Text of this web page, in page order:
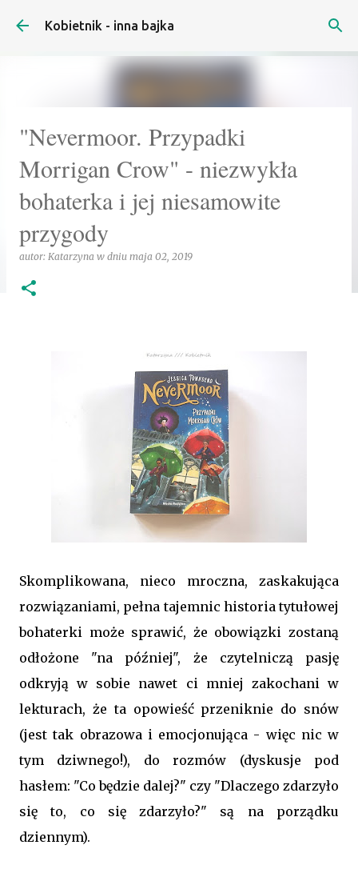
Przejdź do głównej zawartości
Kobietnik - inna bajka
"Nevermoor. Przypadki
Morrigan Crow" - niezwykła
bohaterka i jej niesamowite
przygody
autor: Katarzyna w dniu maja 02, 2019
Skomplikowana, nieco mroczna, zaskakująca
rozwiązaniami, pełna tajemnic historia tytułowej
bohaterki może sprawić, że obowiązki zostaną
odłożone "na później", że czytelniczą pasję
odkryją w sobie nawet ci mniej zakochani w
lekturach, że ta opowieść przeniknie do snów
(jest tak obrazowa i emocjonująca - więc nic w
tym dziwnego!), do rozmów (dyskusje pod
hasłem: "Co będzie dalej?" czy "Dlaczego zdarzyło
się to, co się zdarzyło?" są na porządku
dziennym).